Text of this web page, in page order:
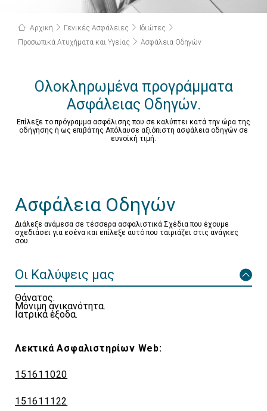
Αρχική Γενικές Ασφάλειες
Ιδιώτες
Προσωπικά Ατυχήματα και Υγείας
Ασφάλεια Οδηγών
Ολοκληρωμένα προγράμματα
Ασφάλειας Οδηγών.
Επίλεξε το πρόγραμμα ασφάλισης που σε καλύπτει κατά την ώρα της
οδήγησης ή ως επιβάτης Απόλαυσε αξιόπιστη ασφάλεια οδηγών σε
ευνοϊκή τιμή.
Ασφάλεια Οδηγών
Διάλεξε ανάμεσα σε τέσσερα ασφαλιστικά Σχέδια που έχουμε
σχεδιάσει για εσένα και επίλεξε αυτό που ταιριάζει στις ανάγκες
σου.
Οι Καλύψεις μας
Θάνατος.
Μόνιμη ανικανότητα.
Ιατρικά έξοδα.
Λεκτικά Ασφαλιστηρίων Web:
151611020
151611122